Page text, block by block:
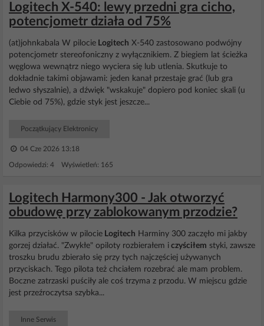
Logitech X-540: lewy przedni gra cicho,
potencjometr działa od 75%
(at)johnkabala W pilocie Logitech X-540 zastosowano podwójny
potencjometr stereofoniczny z wyłącznikiem. Z biegiem lat ścieżka
węglowa wewnątrz niego wyciera się lub utlenia. Skutkuje to
dokładnie takimi objawami: jeden kanał przestaje grać (lub gra
ledwo słyszalnie), a dźwięk "wskakuje" dopiero pod koniec skali (u
Ciebie od 75%), gdzie styk jest jeszcze...
Początkujący Elektronicy
04 Cze 2026 13:18
Odpowiedzi: 4 Wyświetleń: 165
Logitech Harmony300 - Jak otworzyć
obudowę przy zablokowanym przodzie?
Kilka przycisków w pilocie Logitech Harminy 300 zaczęło mi jakby
gorzej działać. "Zwykłe" opiloty rozbierałem i czyściłem styki, zawsze
troszku brudu zbierało się przy tych najczęściej używanych
przyciskach. Tego pilota też chciałem rozebrać ale mam problem.
Boczne zatrzaski puściły ale coś trzyma z przodu. W miejscu gdzie
jest przeźroczytsa szybka...
Inne Serwis